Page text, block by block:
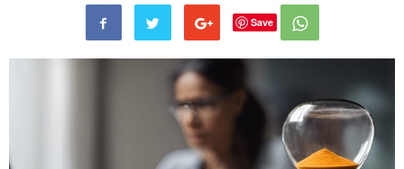
Save